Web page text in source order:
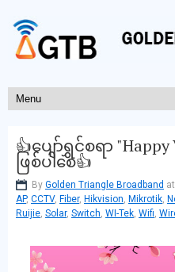
👍ပျော်ရွှင်စရာ
ဖြစ်ပါစေ👍
By Golden Triangle Broadband
AP, CCTV, Fiber, Hikvision, Mikrotik,
Ruijie, Solar, Switch, WI-Tek, Wifi,